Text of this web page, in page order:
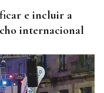
e incluir a
internacional